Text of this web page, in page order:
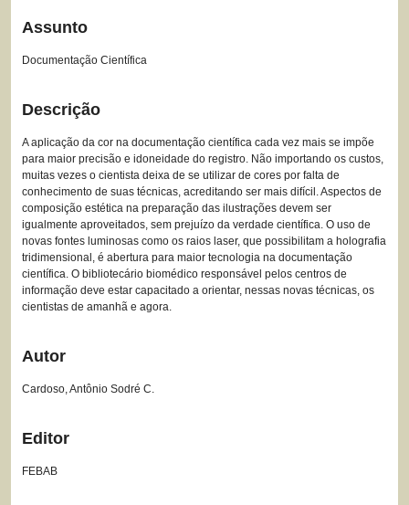
Assunto
Documentação Científica
Descrição
A aplicação da cor na documentação científica cada vez mais se impõe
para maior precisão e idoneidade do registro. Não importando os custos,
muitas vezes o cientista deixa de se utilizar de cores por falta de
conhecimento de suas técnicas, acreditando ser mais difícil. Aspectos de
composição estética na preparação das ilustrações devem ser
igualmente aproveitados, sem prejuízo da verdade científica. O uso de
novas fontes luminosas como os raios laser, que possibilitam a holografia
tridimensional, é abertura para maior tecnologia na documentação
científica. O bibliotecário biomédico responsável pelos centros de
informação deve estar capacitado a orientar, nessas novas técnicas, os
cientistas de amanhã e agora.
Autor
Cardoso, Antônio Sodré C.
Editor
FEBAB